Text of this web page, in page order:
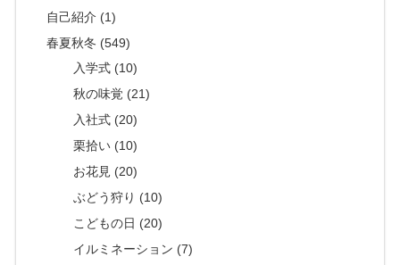
自己紹介 (1)
春夏秋冬 (549)
入学式 (10)
秋の味覚 (21)
入社式 (20)
栗拾い (10)
お花見 (20)
ぶどう狩り (10)
こどもの日 (20)
イルミネーション (7)